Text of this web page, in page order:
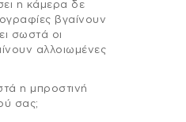
η κάμερα δε
βγαίνουν
σωστά οι
αλλοιωμένες
η μπροστινή
σας;